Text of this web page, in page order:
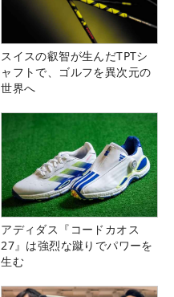
スイスの叡智が生んだTPTシ
ャフトで、ゴルフを異次元の
世界へ
アディダス『コードカオス
27』は強烈な蹴りでパワーを
生む